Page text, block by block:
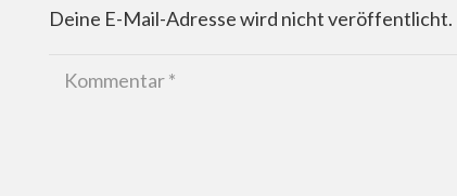
Deine E-Mail-Adresse wird nicht veröffentlicht.